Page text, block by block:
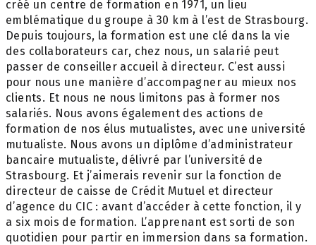
créé un centre de formation en 1971, un lieu
emblématique du groupe à 30 km à l’est de Strasbourg.
Depuis toujours, la formation est une clé dans la vie
des collaborateurs car, chez nous, un salarié peut
passer de conseiller accueil à directeur. C’est aussi
pour nous une manière d’accompagner au mieux nos
clients. Et nous ne nous limitons pas à former nos
salariés. Nous avons également des actions de
formation de nos élus mutualistes, avec une université
mutualiste. Nous avons un diplôme d’administrateur
bancaire mutualiste, délivré par l’université de
Strasbourg. Et j’aimerais revenir sur la fonction de
directeur de caisse de Crédit Mutuel et directeur
d’agence du CIC : avant d’accéder à cette fonction, il y
a six mois de formation. L’apprenant est sorti de son
quotidien pour partir en immersion dans sa formation.